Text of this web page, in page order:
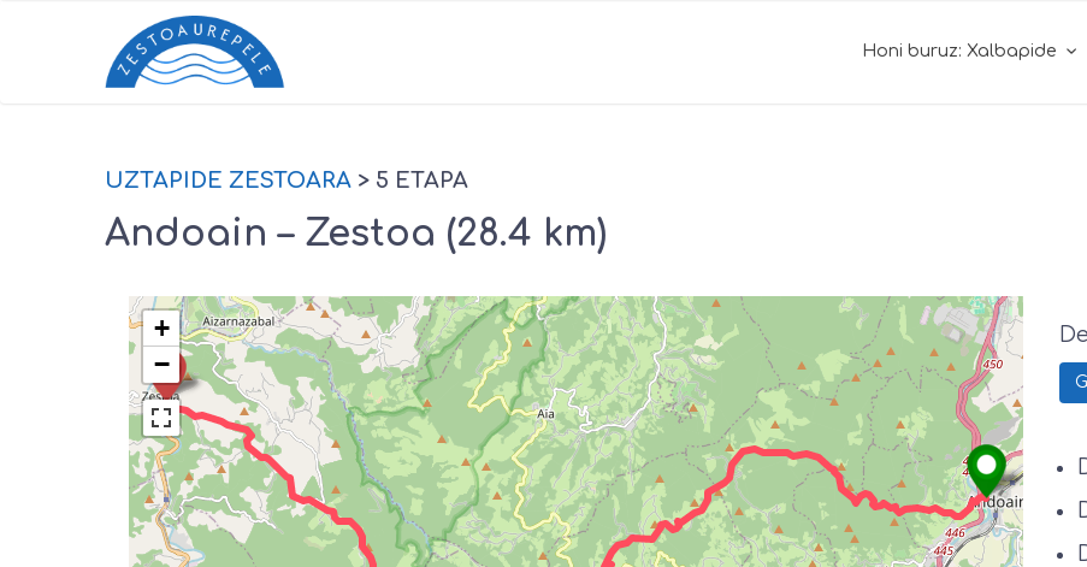
Honi buruz: Xalbapide
UZTAPIDE ZESTOARA > 5 ETAPA
Andoain – Zestoa (28.4 km)
+
−